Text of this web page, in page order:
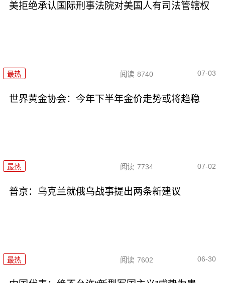
美拒绝承认国际刑事法院对美国人有司法管辖权
最热 阅读 8740 07-03
世界黄金协会：今年下半年金价走势或将趋稳
最热 阅读 7734 07-02
普京：乌克兰就俄乌战事提出两条新建议
最热 阅读 7602 06-30